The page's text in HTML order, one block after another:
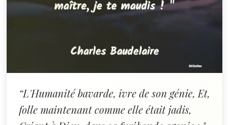
“L'Humanité bavarde, ivre de son génie, Et,
folle maintenant comme elle était jadis,